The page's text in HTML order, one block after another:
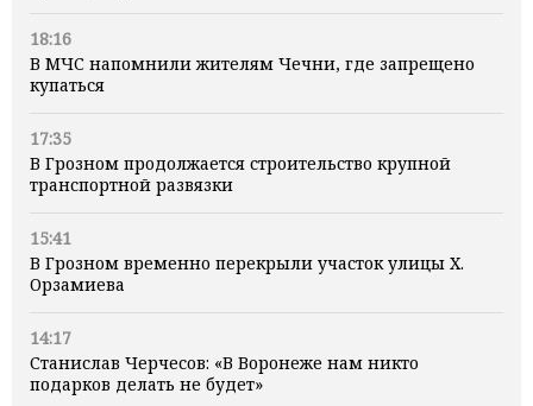
18:16
В МЧС напомнили жителям Чечни, где запрещено
купаться
17:35
В Грозном продолжается строительство крупной
транспортной развязки
15:41
В Грозном временно перекрыли участок улицы Х.
Орзамиева
14:17
Станислав Черчесов: «В Воронеже нам никто
подарков делать не будет»